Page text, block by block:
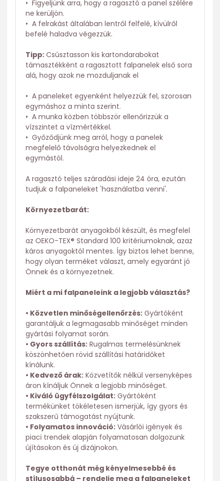
• Figyeljünk arra, hogy a ragasztó a panel szélére
ne kerüljön.
• A felrakást általában lentről felfelé, kívülről
befelé haladva végezzük.
Tipp: Csúsztasson kis kartondarabokat
támasztékként a ragasztott falpanelek első sora
alá, hogy azok ne mozduljanak el
• A paneleket egyenként helyezzük fel, szorosan
egymáshoz a minta szerint.
• A munka közben többször ellenőrizzük a
vízszintet a vízmértékkel.
• Győződjünk meg arról, hogy a panelek
megfelelő távolságra helyezkednek el
egymástól.
A ragasztó teljes száradási ideje 24 óra, ezután
tudjuk a falpaneleket 'használatba venni'.
Környezetbarát:
Környezetbarát anyagokból készült, és megfelel
az OEKO-TEX® Standard 100 kritériumoknak, azaz
káros anyagoktól mentes. Így biztos lehet benne,
hogy olyan terméket választ, amely egyaránt jó
Önnek és a környezetnek.
Miért a mi falpaneleink a legjobb választás?
• Közvetlen minőségellenőrzés: Gyártóként
garantáljuk a legmagasabb minőséget minden
gyártási folyamat során.
• Gyors szállítás: Rugalmas termelésünknek
köszönhetően rövid szállítási határidőket
kínálunk.
• Kedvező árak: Közvetítők nélkül versenyképes
áron kínáljuk Önnek a legjobb minőséget.
• Kiváló ügyfélszolgálat: Gyártóként
termékünket tökéletesen ismerjük, így gyors és
szakszerű támogatást nyújtunk.
• Folyamatos innováció: Vásárlói igények és
piaci trendek alapján folyamatosan dolgozunk
újításokon és új dizájnokon.
Tegye otthonát még kényelmesebbé és
stílusosabbá – rendelje meg a falpaneleket